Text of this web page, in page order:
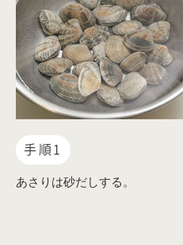
手順1
あさりは砂だしする。